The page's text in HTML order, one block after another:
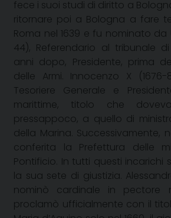
fece i suoi studi di diritto a
ritornare poi a Bologna a fare
Roma nel 1639 e fu nominato da
44), Referendario al tribunale
anni dopo, Presidente, prima
delle Armi. Innocenzo X
Tesoriere Generale e
marittime, titolo che doveva
pressappoco, a quello di
della Marina. Successivamente,
conferita la Prefettura delle
Pontificio. In tutti questi incarichi
la sua sete di giustizia.
nominò cardinale in pectore
proclamò ufficialmente con il